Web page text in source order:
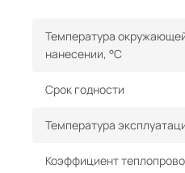
Температура
нанесении, °С
Срок годности
Температура
Коэффициент